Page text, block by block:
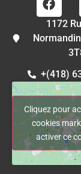
1172
+(418)
Cliquez pour
cookies
activer ce